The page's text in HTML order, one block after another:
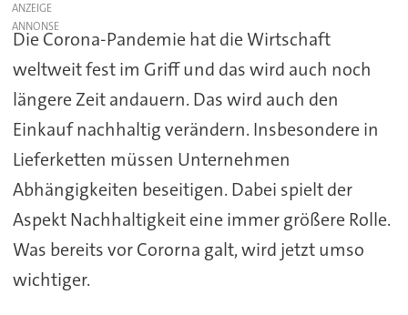
ANZEIGE
Die Corona-Pandemie hat die Wirtschaft
weltweit fest im Griff und das wird auch noch
längere Zeit andauern. Das wird auch den
Einkauf nachhaltig verändern. Insbesondere in
Lieferketten müssen Unternehmen
Abhängigkeiten beseitigen. Dabei spielt der
Aspekt Nachhaltigkeit eine immer größere Rolle.
Was bereits vor Cororna galt, wird jetzt umso
wichtiger.